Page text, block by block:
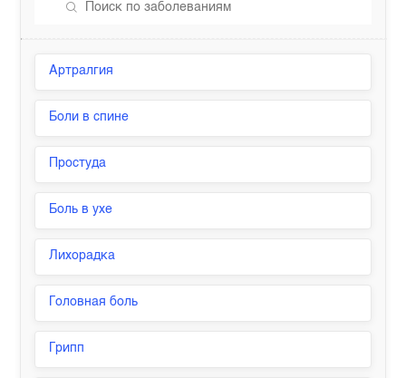
Артралгия
Боли в спине
Простуда
Боль в ухе
Лихорадка
Головная боль
Грипп